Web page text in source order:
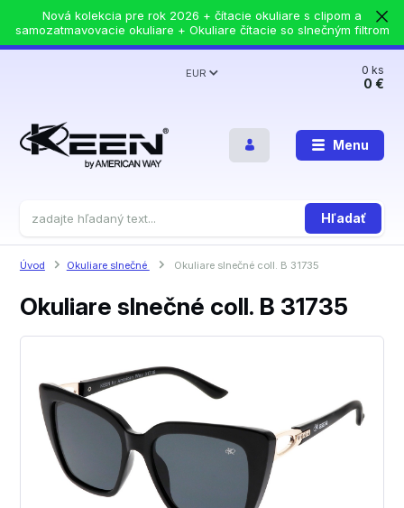
Nová kolekcia pre rok 2026 + čítacie okuliare s clipom a
samozatmavovacie okuliare + Okuliare čítacie so slnečným filtrom
Menu
EUR
Hľadať
0ks
0 €
Úvod Okuliare slnečné Okuliare slnečné coll. B 31735
Okuliare slnečné coll. B 31735